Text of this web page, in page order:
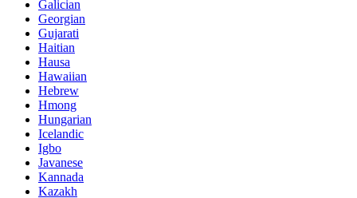
Galician
Georgian
Gujarati
Haitian
Hausa
Hawaiian
Hebrew
Hmong
Hungarian
Icelandic
Igbo
Javanese
Kannada
Kazakh